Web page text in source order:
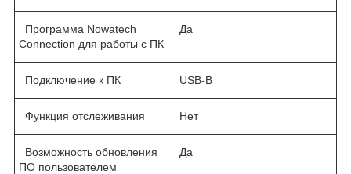
Программа Nowatech
Connection для работы с ПК
Да
Подключение к ПК USB-B
Функция отслеживания Нет
Возможность обновления
ПО пользователем
Да